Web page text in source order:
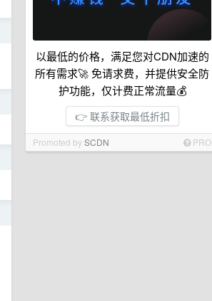
以最低的价格，满足您对CDN加速的
所有需求🚀 免请求费，并提供安全防
护功能，仅计费正常流量💰
👉 联系获取最低折扣
Promoted bySCDN PRO